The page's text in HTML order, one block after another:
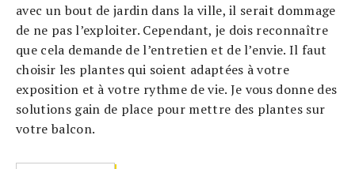
avec un bout de jardin dans la ville, il serait dommage
de ne pas l’exploiter. Cependant, je dois reconnaître
que cela demande de l’entretien et de l’envie. Il faut
choisir les plantes qui soient adaptées à votre
exposition et à votre rythme de vie. Je vous donne des
solutions gain de place pour mettre des plantes sur
votre balcon.